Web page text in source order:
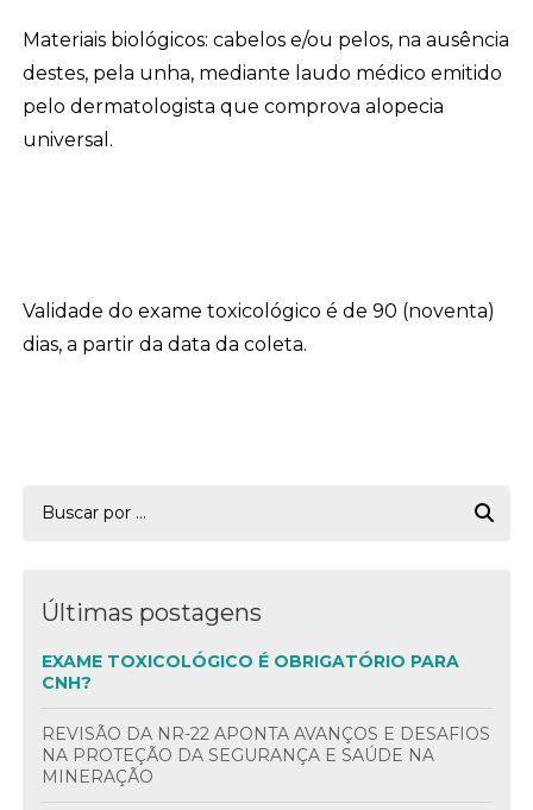
Materiais biológicos: cabelos e/ou pelos, na ausência
destes, pela unha, mediante laudo médico emitido
pelo dermatologista que comprova alopecia
universal.
Validade do exame toxicológico é de 90 (noventa)
dias, a partir da data da coleta.
Últimas postagens
EXAME TOXICOLÓGICO É OBRIGATÓRIO PARA
CNH?
REVISÃO DA NR-22 APONTA AVANÇOS E DESAFIOS
NA PROTEÇÃO DA SEGURANÇA E SAÚDE NA
MINERAÇÃO